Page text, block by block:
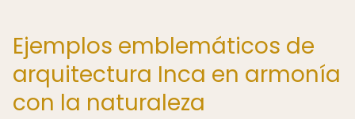
Ejemplos emblemáticos de
arquitectura Inca en armonía
con la naturaleza